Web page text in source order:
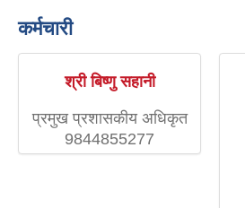
कर्मचारी
श्री बिष्णु सहानी
प्रमुख प्रशासकीय अधिकृत
9844855277